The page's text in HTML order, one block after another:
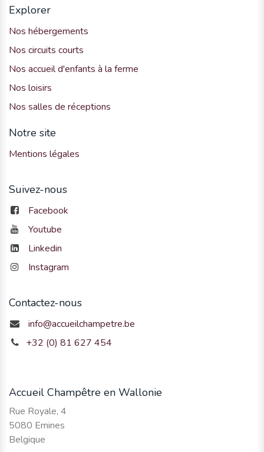
Explorer
Nos hébergements
Nos circuits courts
Nos accueil d'enfants à la ferme
Nos loisirs
Nos salles de réceptions
Notre site
Mentions légales
Suivez-nous
Facebook
Youtube
Linkedin
Instagram
Contactez-nous
info@accueilchampetre.be
+32 (0) 81 627 454
Accueil Champêtre en Wallonie
Rue Royale, 4
5080 Emines
Belgique